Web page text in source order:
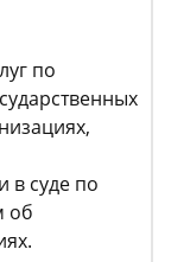
по
в суде по
об